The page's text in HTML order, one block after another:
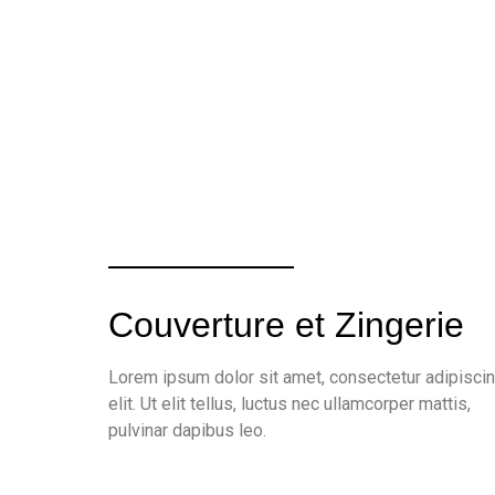
Couverture et Zingerie
Lorem ipsum dolor sit amet, consectetur
elit. Ut elit tellus, luctus nec ullamcorper mattis,
pulvinar dapibus leo.